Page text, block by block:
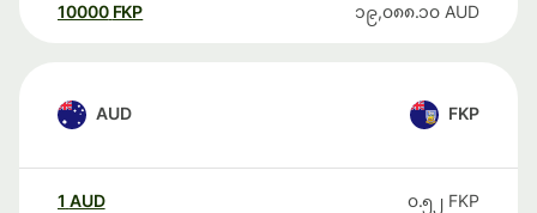
10000 FKP ၁၉,၀၈၈.၁၀ AUD
AUD FKP
1 AUD ၀.၅၂ FKP